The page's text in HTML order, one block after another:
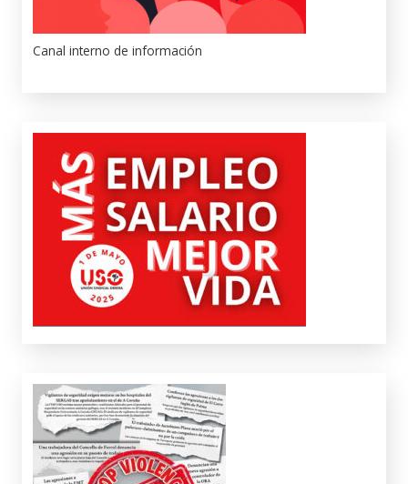
Canal interno de información